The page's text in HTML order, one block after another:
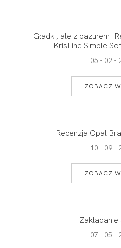
Gładki, ale z pazurem.
KrisLine Simple
05 - 02 -
ZOBACZ
Recenzja Opal
10 - 09 -
ZOBACZ
07 - 05 -